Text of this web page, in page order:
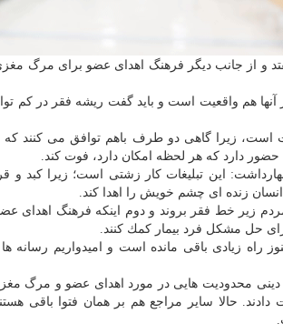
و از جانب دیگر فرهنگ اهدای عضو برای مرگ
هم واقعیت است و باید گفت ریشه فقر در كم
است، زیرا گاهی دو طرف باهم توافق می كنند كه
دارد كه هر لحظه امكان دارد، فوت كند.
این تبلیغات كار زشتی است؛ زیرا كبد و
زیر خط فقر بروند و دوم اینكه فرهنگ اهدای
حل مشكل فرد بیمار كمك كنند.
راه زیادی باقی مانده است و امیدواریم رسانه ها
محدودیت هایی در مورد اهدای عضو و مرگ
حالا سایر مراجع هم بر همان فتوا باقی